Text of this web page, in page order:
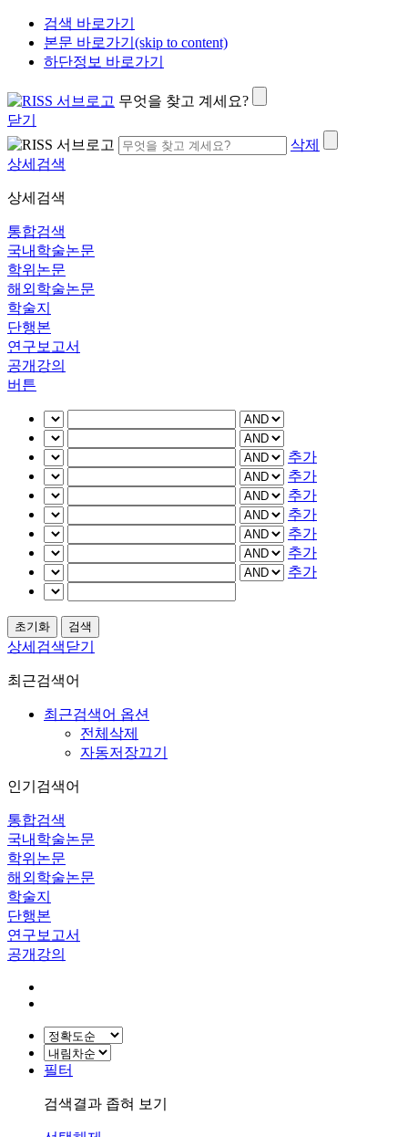
검색 바로가기
본문 바로가기(skip to content)
하단정보 바로가기
무엇을 찾고 계세요?
닫기
삭제
상세검색
상세검색
통합검색
국내학술논문
학위논문
해외학술논문
학술지
단행본
연구보고서
공개강의
버튼
추가
추가
추가
추가
추가
추가
추가
상세검색닫기
최근검색어
최근검색어 옵션
전체삭제
자동저장끄기
인기검색어
통합검색
국내학술논문
학위논문
해외학술논문
학술지
단행본
연구보고서
공개강의
필터
검색결과 좁혀 보기